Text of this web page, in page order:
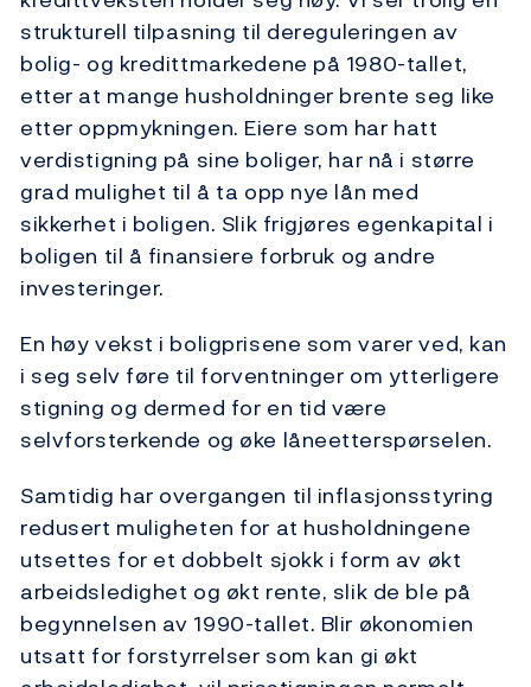
strukturell tilpasning til dereguleringen av
bolig- og kredittmarkedene på 1980-tallet,
etter at mange husholdninger brente seg like
etter oppmykningen. Eiere som har hatt
verdistigning på sine boliger, har nå i større
grad mulighet til å ta opp nye lån med
sikkerhet i boligen. Slik frigjøres egenkapital i
boligen til å finansiere forbruk og andre
investeringer.
En høy vekst i boligprisene som varer ved, kan
i seg selv føre til forventninger om ytterligere
stigning og dermed for en tid være
selvforsterkende og øke låneetterspørselen.
Samtidig har overgangen til inflasjonsstyring
redusert muligheten for at husholdningene
utsettes for et dobbelt sjokk i form av økt
arbeidsledighet og økt rente, slik de ble på
begynnelsen av 1990-tallet. Blir økonomien
utsatt for forstyrrelser som kan gi økt